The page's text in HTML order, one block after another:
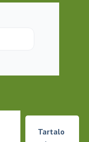
Tartalo